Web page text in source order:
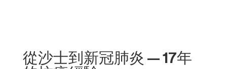
從沙士到新冠肺炎 — 17年